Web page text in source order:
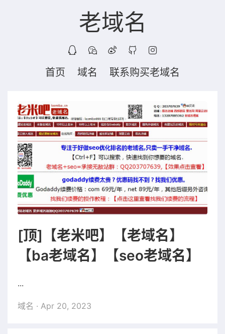
老域名
首页 域名 联系购买老域名
[顶]【老米吧】【老域名】
【ba老域名】【seo老域名】
...
域名 · Apr 20, 2023